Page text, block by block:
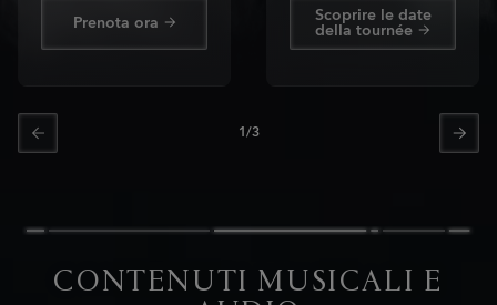
Prenota ora Scoprire le date
della tournée
1/3
CONTENUTI MUSICALI E